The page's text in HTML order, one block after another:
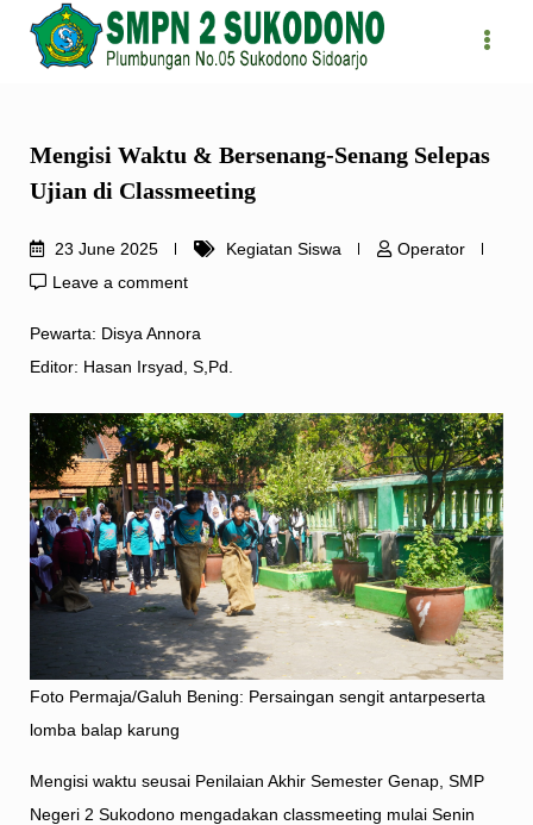
Mengisi Waktu & Bersenang-Senang Selepas
Ujian di Classmeeting
23 June 2025 Kegiatan Siswa
Operator
Leave a comment
Pewarta: Disya Annora
Editor: Hasan Irsyad, S,Pd.
Foto Permaja/Galuh Bening: Persaingan sengit antarpeserta
lomba balap karung
Mengisi waktu seusai Penilaian Akhir Semester Genap, SMP
Negeri 2 Sukodono mengadakan classmeeting mulai Senin